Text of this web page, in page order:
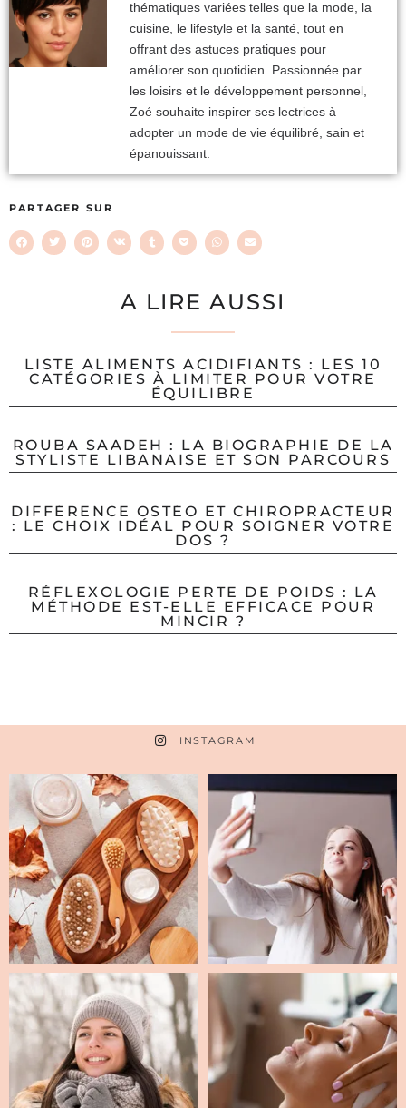
thématiques variées telles que la mode, la
cuisine, le lifestyle et la santé, tout en
offrant des astuces pratiques pour
améliorer son quotidien. Passionnée par
les loisirs et le développement personnel,
Zoé souhaite inspirer ses lectrices à
adopter un mode de vie équilibré, sain et
épanouissant.
PARTAGER SUR
A LIRE AUSSI
LISTE ALIMENTS ACIDIFIANTS : LES 10
CATÉGORIES À LIMITER POUR VOTRE
ÉQUILIBRE
ROUBA SAADEH : LA BIOGRAPHIE DE LA
STYLISTE LIBANAISE ET SON PARCOURS
DIFFÉRENCE OSTÉO ET CHIROPRACTEUR
: LE CHOIX IDÉAL POUR SOIGNER VOTRE
DOS ?
RÉFLEXOLOGIE PERTE DE POIDS : LA
MÉTHODE EST-ELLE EFFICACE POUR
MINCIR ?
INSTAGRAM